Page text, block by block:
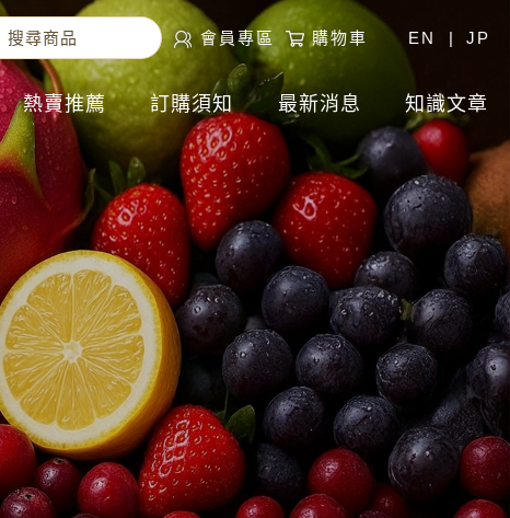
會員專區 購物車 EN | JP
熱賣推薦 訂購須知 最新消息 知識文章